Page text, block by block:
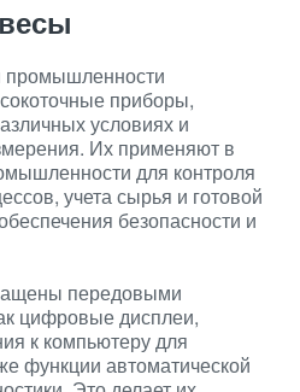
приборы,
условиях и
Их применяют в
для контроля
учета сырья и готовой
безопасности и
передовыми
цифровые дисплеи,
к компьютеру для
функции автоматической